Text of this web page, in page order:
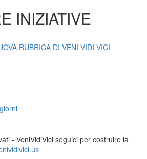
INIZIATIVE
RUBRICA DI VENI VIDI VICI
- VeniVidiVici seguici per costruire la